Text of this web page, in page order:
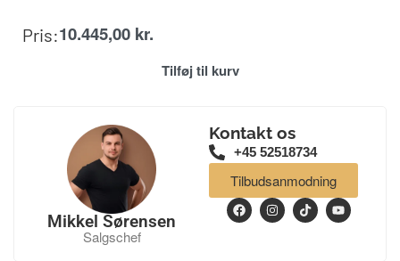
Pris:10.445,00 kr.
Tilføj til kurv
Kontakt os
+45 52518734
Tilbudsanmodning
Mikkel Sørensen
Salgschef